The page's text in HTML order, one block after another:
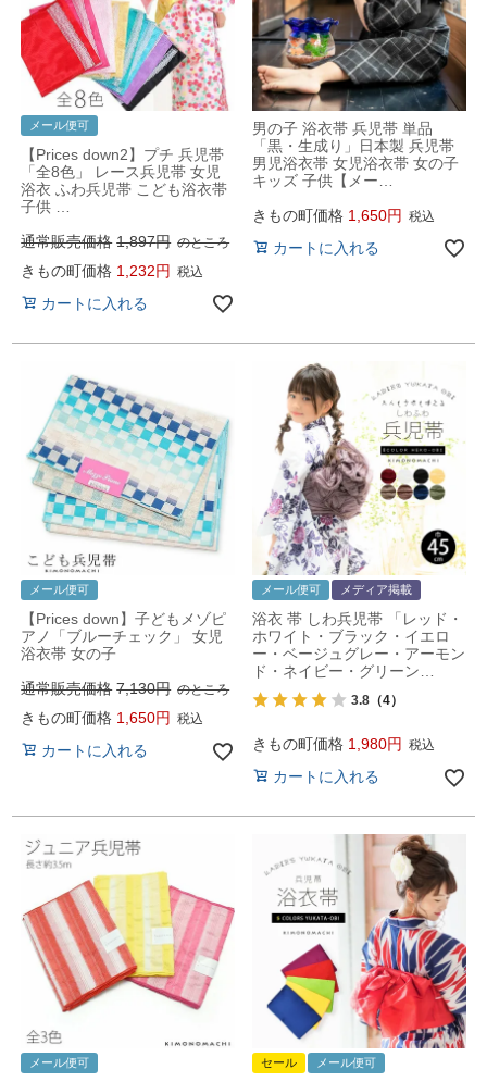
メール便可
【Prices down2】プチ 兵児帯
「全8色」 レース兵児帯 女児
浴衣 ふわ兵児帯 こども浴衣帯
子供 …
通常販売価格 1,897 のところ
きもの町価格 1,232 税込
カートに入れる
男の子 浴衣帯 兵児帯 単品
「黒・生成り」日本製 兵児帯
男児浴衣帯 女児浴衣帯 女の子
キッズ 子供【メー…
きもの町価格 1,650 税込
カートに入れる
メール便可
【Prices down】子どもメゾピ
アノ「ブルーチェック」 女児
浴衣帯 女の子
通常販売価格 7,130 のところ
きもの町価格 1,650 税込
カートに入れる
メール便可 メディア掲載
浴衣 帯 しわ兵児帯 「レッド・
ホワイト・ブラック・イエロ
ー・ベージュグレー・アーモン
ド・ネイビー・グリーン…
3.8 （4）
きもの町価格 1,980 税込
カートに入れる
メール便可 セール メール便可